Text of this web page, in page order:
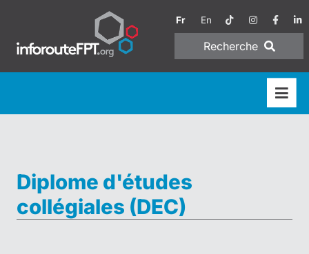
Fr En
Recherche
Diplome d'études
collégiales (DEC)